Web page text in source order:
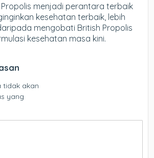
Propolis menjadi perantara terbaik
kesehatan terbaik, lebih
mengobati British Propolis
kesehatan masa kini.
tidak akan
yang